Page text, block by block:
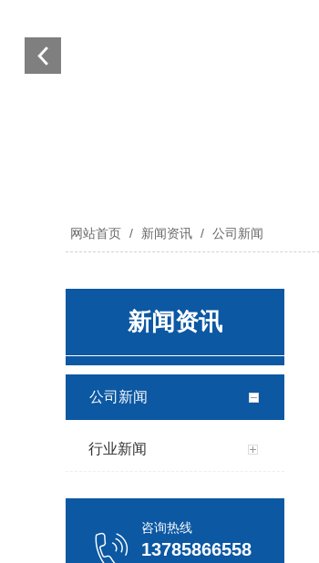
网站首页 / 新闻资讯 / 公司新闻
新闻资讯
公司新闻
行业新闻
咨询热线
13785866558